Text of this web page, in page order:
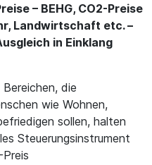
– BEHG, CO2-Preise
Landwirtschaft etc. –
in Einklang
die
wie Wohnen,
sollen, halten
Steuerungsinstrument